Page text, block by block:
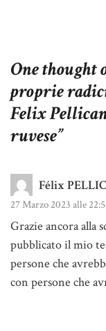
One thought
proprie
Felix
ruvese”
Félix
27 Marzo 2023 alle
Grazie ancora alla
pubblicato il mio
persone che
con persone che